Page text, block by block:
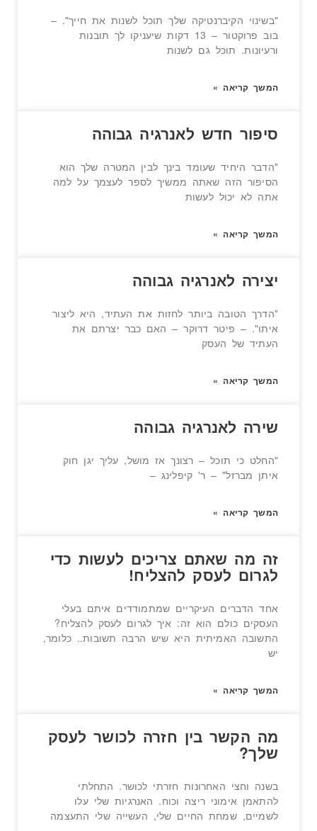
"בשינוי הקיברנטיקה שלך תוכל לשנות את חייך". –
בוב פרוקטור – 13 דקות שיעניקו לך תובנות
ורעיונות. תוכל גם לשנות
המשך קריאה »
סיפור חדש לאנרגיה גבוהה
"הדבר היחיד שעומד בינך לבין המטרה שלך הוא
הסיפור הזה שאתה ממשיך לספר לעצמך על למה
אתה לא יכול לעשות
המשך קריאה »
יצירה לאנרגיה גבוהה
"הדרך הטובה ביותר לחזות את העתיד, היא ליצור
איתו". – פיטר דרוקר – האם כבר יצרתם את
העתיד של העסק
המשך קריאה »
שירה לאנרגיה גבוהה
"החלט כי תוכל – רצונך אז מושל, עליך יגן חוק
איתן מברזל" – ר' קיפלינג –
המשך קריאה »
זה מה שאתם צריכים לעשות כדי
לגרום לעסק להצליח!
אחד הדברים העיקריים שמתמודדים איתם בעלי
העסקים כולם הוא זה: איך לגרום לעסק להצליח?
התשובה האמיתית היא שיש הרבה תשובות.. כלומר,
יש
המשך קריאה »
מה הקשר בין חזרה לכושר לעסק
שלך?
בשנה וחצי האחרונות חזרתי לכושר. התחלתי
להתאמן אימוני ריצה וכוח. האנרגיות שלי עלו
לשמיים, שמחת החיים שלי, העשייה שלי התעצמה